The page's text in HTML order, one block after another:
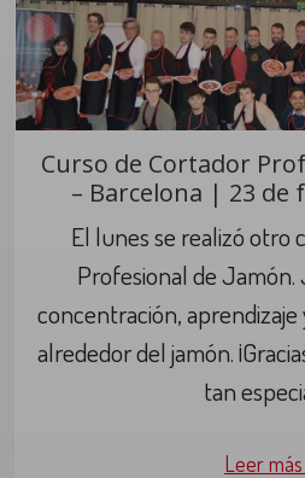
Curso de Cortador
– Barcelona | 23 de
El lunes se realizó otro
Profesional de Jamón.
concentración,
alrededor del jamón.
tan
Leer